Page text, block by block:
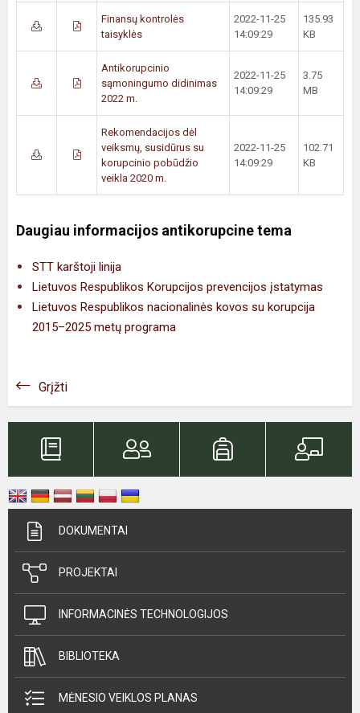
Finansų kontrolės
taisyklės
2022-11-25
14:09:29
135.93
KB
Antikorupcinio
sąmoningumo didinimas
2022 m.
2022-11-25
14:09:29
3.75
MB
Rekomendacijos dėl
veiksmų, susidūrus su
korupcinio pobūdžio
veikla 2020 m.
2022-11-25
14:09:29
102.71
KB
Daugiau informacijos antikorupcine tema
STT karštoji linija
Lietuvos Respublikos Korupcijos prevencijos įstatymas
Lietuvos Respublikos nacionalinės kovos su korupcija
2015–2025 metų programa
Grįžti
DOKUMENTAI
PROJEKTAI
INFORMACINĖS TECHNOLOGIJOS
BIBLIOTEKA
MĖNESIO VEIKLOS PLANAS